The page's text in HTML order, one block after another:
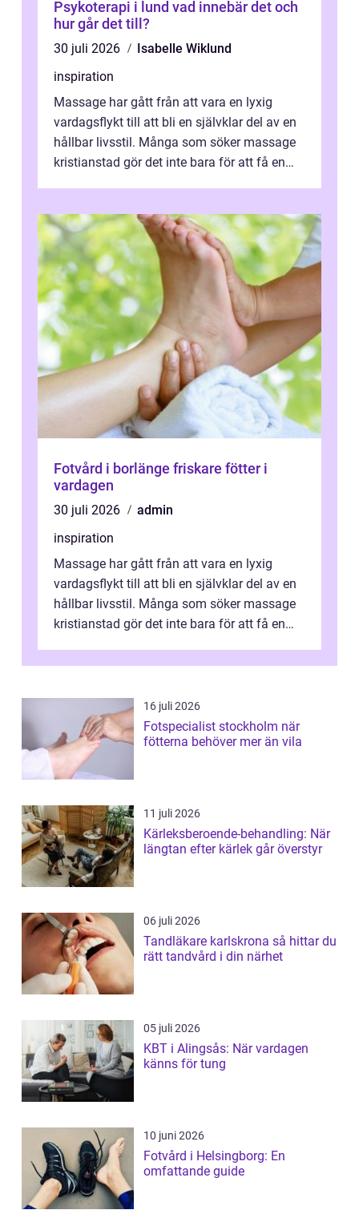
Psykoterapi i lund vad innebär det och
hur går det till?
30 juli 2026
Isabelle Wiklund
inspiration
Massage har gått från att vara en lyxig
vardagsflykt till att bli en självklar del av en
hållbar livsstil. Många som söker massage
kristianstad gör det inte bara för att få en
Fotvård i borlänge friskare fötter i
vardagen
30 juli 2026
admin
inspiration
Massage har gått från att vara en lyxig
vardagsflykt till att bli en självklar del av en
hållbar livsstil. Många som söker massage
kristianstad gör det inte bara för att få en
16 juli 2026
Fotspecialist stockholm när
fötterna behöver mer än vila
11 juli 2026
Kärleksberoende-behandling: När
längtan efter kärlek går överstyr
06 juli 2026
Tandläkare karlskrona så hittar du
rätt tandvård i din närhet
05 juli 2026
KBT i Alingsås: När vardagen
känns för tung
10 juni 2026
Fotvård i Helsingborg: En
omfattande guide